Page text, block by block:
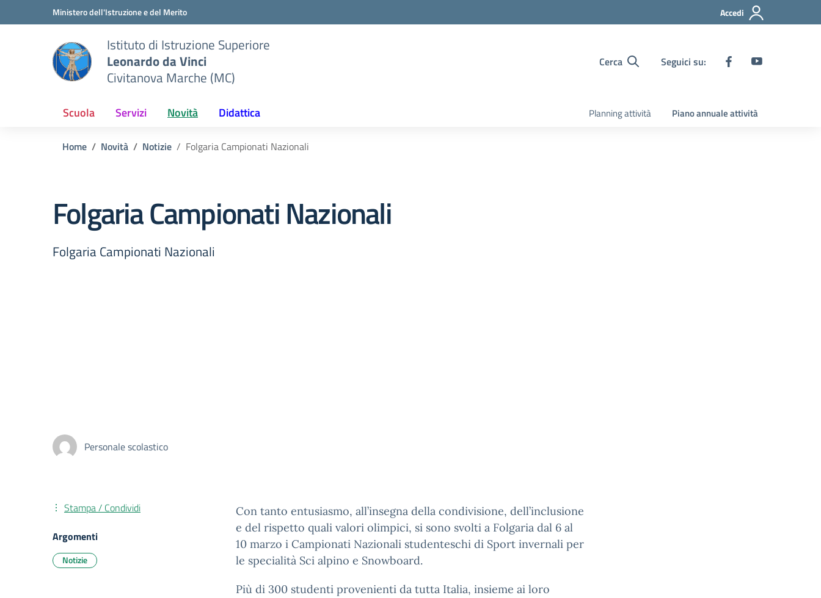
Vai ai contenuti
Vai al menu di navigazioneMinistero dell'Istruzione e del Merito Accedi
Istituto di Istruzione Superiore
Leonardo da Vinci
Civitanova Marche (MC)
Cerca Seguici su:
Scuola Servizi Novità Didattica Planning attività Piano annuale attività
Home Novità Notizie Folgaria Campionati Nazionali
Folgaria Campionati Nazionali
Folgaria Campionati Nazionali
Personale scolastico
Con tanto entusiasmo, all’insegna della condivisione, dell’inclusione
e del rispetto quali valori olimpici, si sono svolti a Folgaria dal 6 al
10 marzo i Campionati Nazionali studenteschi di Sport invernali per
le specialità Sci alpino e Snowboard.
Più di 300 studenti provenienti da tutta Italia, insieme ai loro
Stampa / Condividi
Argomenti
Notizie